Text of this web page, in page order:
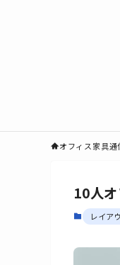
オフィス家具
10人
レイア